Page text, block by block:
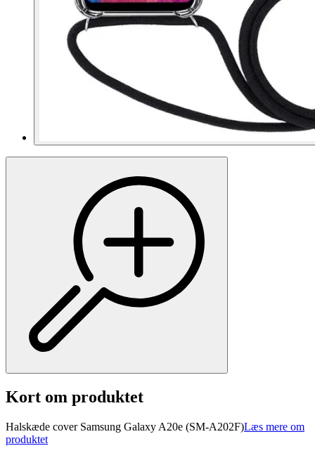
Kort om produktet
Halskæde cover Samsung Galaxy A20e (SM-A202F)Læs mere om
produktet